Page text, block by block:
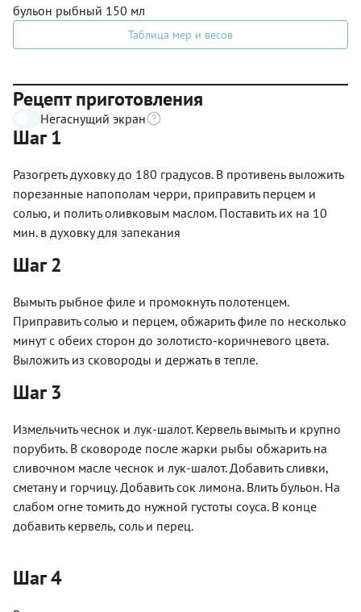
бульон рыбный 150 мл
Таблица мер и весов
Рецепт приготовления
Негаснущий экран
Шаг 1
Разогреть духовку до 180 градусов. В противень выложить
порезанные напополам черри, приправить перцем и
солью, и полить оливковым маслом. Поставить их на 10
мин. в духовку для запекания
Шаг 2
Вымыть рыбное филе и промокнуть полотенцем.
Приправить солью и перцем, обжарить филе по несколько
минут с обеих сторон до золотисто-коричневого цвета.
Выложить из сковороды и держать в тепле.
Шаг 3
Измельчить чеснок и лук-шалот. Кервель вымыть и крупно
порубить. В сковороде после жарки рыбы обжарить на
сливочном масле чеснок и лук-шалот. Добавить сливки,
сметану и горчицу. Добавить сок лимона. Влить бульон. На
слабом огне томить до нужной густоты соуса. В конце
добавить кервель, соль и перец.
Шаг 4